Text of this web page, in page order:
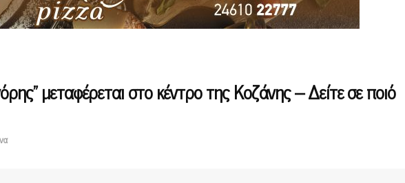
μεταφέρεται στο κέντρο της Κοζάνης – Δείτε σε ποιό